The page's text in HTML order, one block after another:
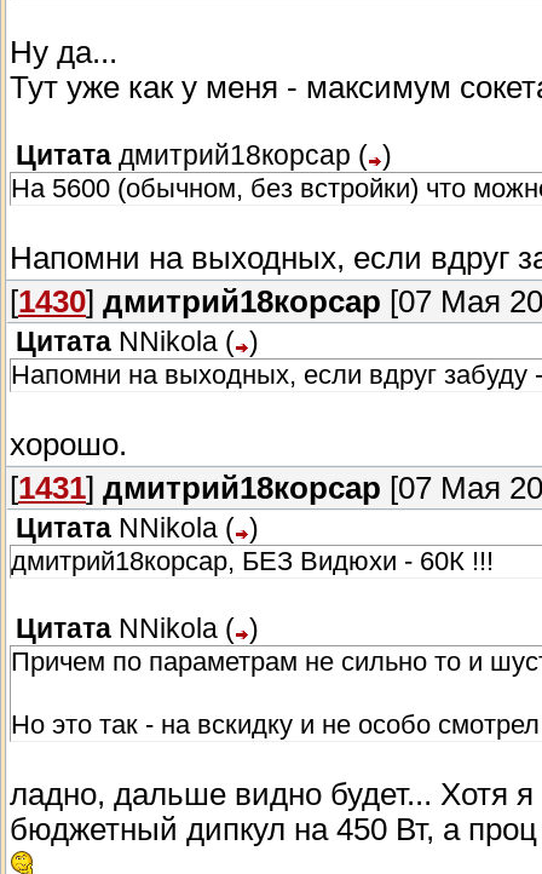
Ну да...
Тут уже как у меня - максимум
Цитата дмитрий18корсар ( )
На 5600 (обычном, без встройки) что
Напомни на выходных, если вдруг
[1430] дмитрий18корсар [07 Мая
Цитата NNikola ( )
Напомни на выходных, если вдруг
хорошо.
[1431] дмитрий18корсар [07 Мая
Цитата NNikola ( )
дмитрий18корсар, БЕЗ Видюхи - 60К !!!
Цитата NNikola ( )
Причем по параметрам не сильно то и
Но это так - на вскидку и не особо
ладно, дальше видно будет... Хотя
бюджетный дипкул на 450 Вт, а